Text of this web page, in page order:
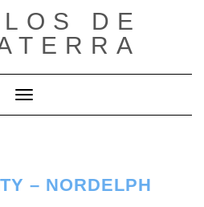
DE
Cambiar modo de navegación
– NORDELPH